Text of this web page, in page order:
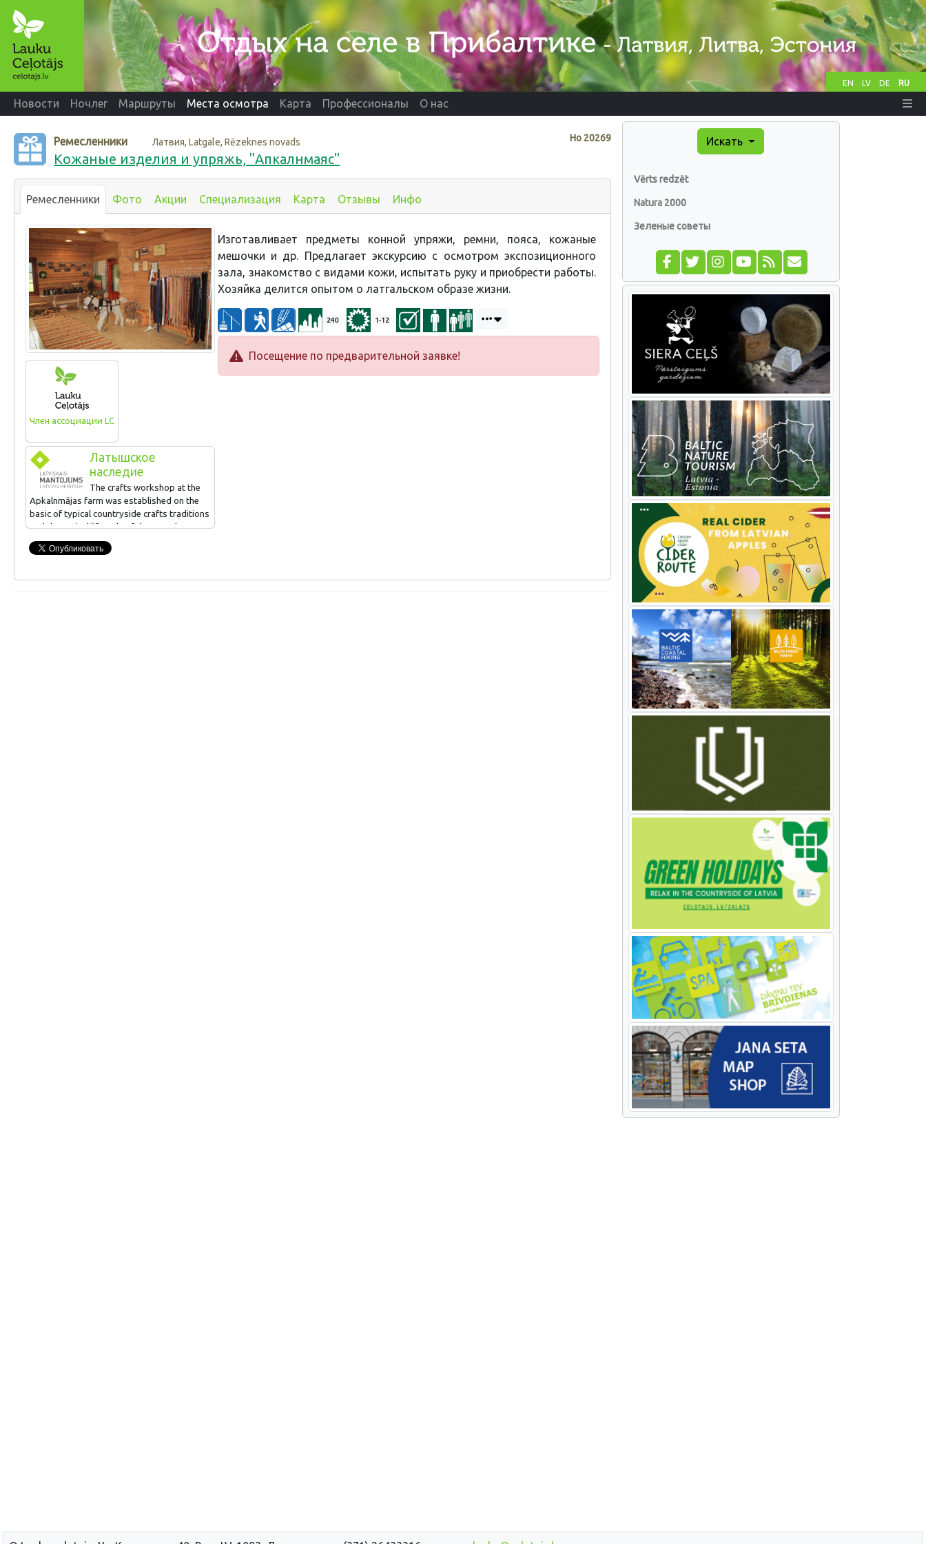
EN LV DE RU
Новости Ночлег Маршруты Места осмотра Карта Профессионалы О нас
Нo 20269
Ремесленники Латвия, Latgale, Rēzeknes novads
Кожаные изделия и упряжь, "Апкалнмаяс"
Ремесленники Фото Акции Специализация Карта Отзывы Инфо
Член ассоциации LC
Латышское
наследие
The crafts workshop at the
Apkalnmājas farm was established on the
basic of typical countryside crafts traditions
and the typical lifestyle of the Latgale
region. The workshop has been successful
in producing horse tack, belts, leather sacks,
exhibition and workshop, learning about
types of leather and the secrets of
Изготавливает предметы конной упряжи, ремни, пояса, кожаные
мешочки и др. Предлагает экскурсию с осмотром экспозиционного
зала, знакомство с видами кожи, испытать руку и приобрести работы.
Хозяйка делится опытом о латгальском образе жизни.
240 1-12
Посещение по предварительной заявке!
Искать
Vērts redzēt
Natura 2000
Зеленые советы